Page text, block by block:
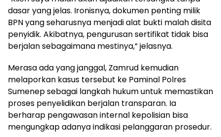
dasar yang jelas. Ironisnya, dokumen penting milik
BPN yang seharusnya menjadi alat bukti malah disita
penyidik. Akibatnya, pengurusan sertifikat tidak bisa
berjalan sebagaimana mestinya,” jelasnya.
Merasa ada yang janggal, Zamrud kemudian
melaporkan kasus tersebut ke Paminal Polres
Sumenep sebagai langkah hukum untuk memastikan
proses penyelidikan berjalan transparan. Ia
berharap pengawasan internal kepolisian bisa
mengungkap adanya indikasi pelanggaran prosedur.